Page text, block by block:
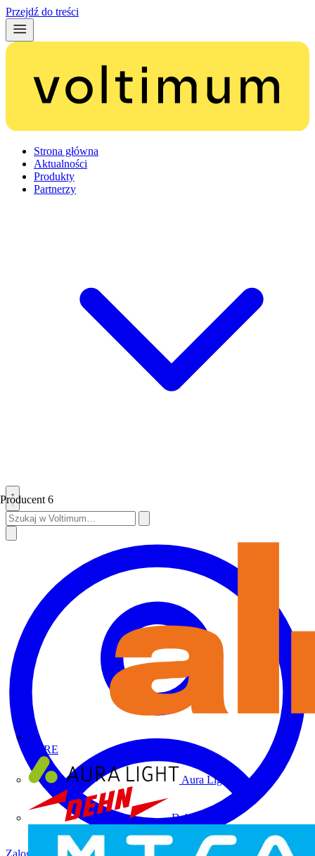
Przejdź do treści
Strona główna
Aktualności
Produkty
Partnerzy
Producent 6
ALRE
Aura Light
Dehn
Zaloguj się Zarejestruj się